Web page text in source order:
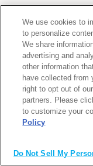
We use cookies to
to personalize
We share
advertising and
other information
have collected from
right to opt out of
partners. Please
to customize your
Policy
Do Not Sell My